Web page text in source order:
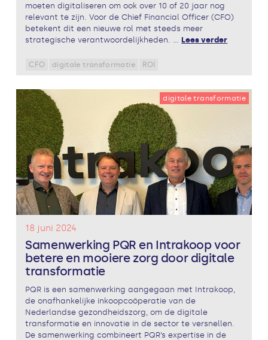
moeten digitaliseren om ook over 10 of 20 jaar nog
relevant te zijn. Voor de Chief Financial Officer (CFO)
betekent dit een nieuwe rol met steeds meer
strategische verantwoordelijkheden. ... Lees verder
CFO digitale transformatie ROI
digitale transformatie
18 juni 2024
Samenwerking PQR en Intrakoop voor
betere en mooiere zorg door digitale
transformatie
PQR is een samenwerking aangegaan met Intrakoop,
de onafhankelijke inkoopcoöperatie van de
Nederlandse gezondheidszorg, om de digitale
transformatie en innovatie in de sector te versnellen.
De samenwerking combineert PQR’s expertise in de